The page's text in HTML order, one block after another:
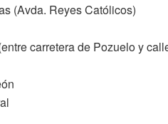
(Avda. Reyes Católicos)
carretera de Pozuelo y